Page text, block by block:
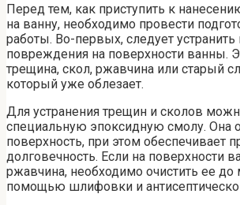
Перед тем, как приступить к
на ванну, необходимо провести
работы. Во-первых, следует
повреждения на поверхности ванны.
трещина, скол, ржавчина или старый
который уже облезает.
Для устранения трещин и сколов
специальную эпоксидную смолу. Она
поверхность, при этом обеспечивает
долговечность. Если на поверхности
ржавчина, необходимо очистить ее до
помощью шлифовки и